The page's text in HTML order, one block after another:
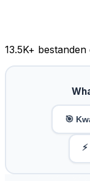
13.5K+
🎯